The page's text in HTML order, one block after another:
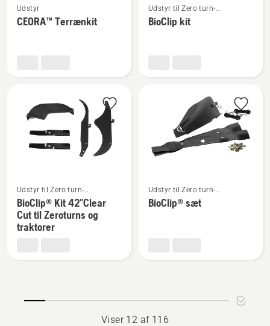
flere
detaljer
Udstyr
CEORA™ Terrænkit
flere
detaljer
Udstyr til Zero turn-
plæneklippere
BioClip kit
flere
detaljer
om
Udstyr til Zero turn-
plæneklippere
BioClip® Kit 42"Clear
Cut til Zeroturns og
traktorer
flere
detaljer
Udstyr til Zero turn-
plæneklippere
BioClip® sæt
Viser 12 af 116